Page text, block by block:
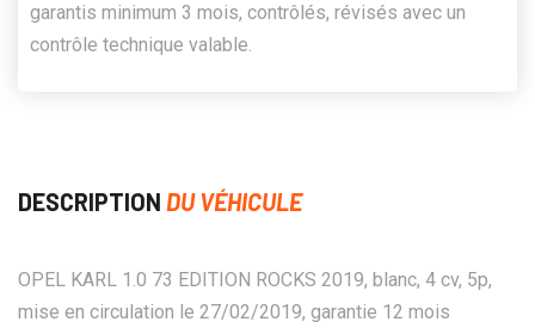
garantis minimum 3 mois, contrôlés, révisés avec un
contrôle technique valable.
DESCRIPTION DU VÉHICULE
OPEL KARL 1.0 73 EDITION ROCKS 2019, blanc, 4 cv, 5p,
mise en circulation le 27/02/2019, garantie 12 mois